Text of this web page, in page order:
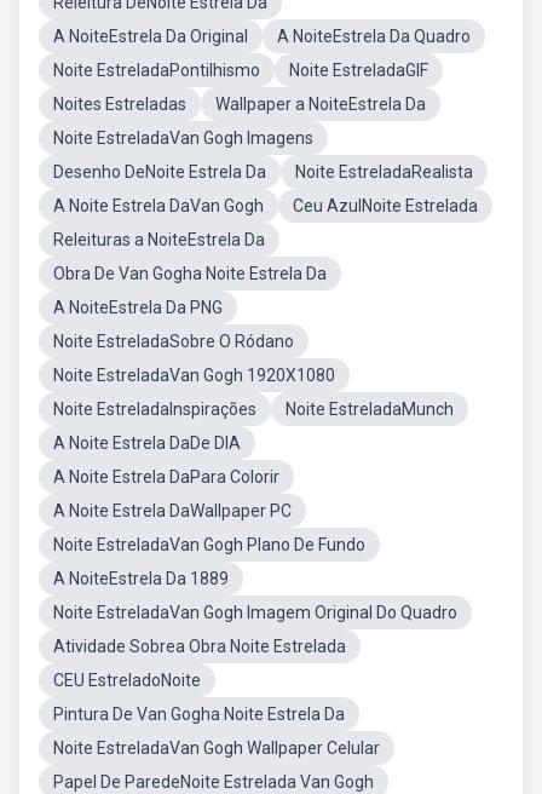
A NoiteEstrela Da Original
A NoiteEstrela Da Quadro
Noite EstreladaPontilhismo
Noite EstreladaGIF
Noites Estreladas
Wallpaper a NoiteEstrela Da
Noite EstreladaVan Gogh Imagens
Desenho DeNoite Estrela Da
Noite EstreladaRealista
A Noite Estrela DaVan Gogh
Ceu AzulNoite Estrelada
Releituras a NoiteEstrela Da
Obra De Van Gogha Noite Estrela Da
A NoiteEstrela Da PNG
Noite EstreladaSobre O Ródano
Noite EstreladaVan Gogh 1920X1080
Noite EstreladaInspirações
Noite EstreladaMunch
A Noite Estrela DaDe DIA
A Noite Estrela DaPara Colorir
A Noite Estrela DaWallpaper PC
Noite EstreladaVan Gogh Plano De Fundo
A NoiteEstrela Da 1889
Noite EstreladaVan Gogh Imagem Original Do Quadro
Atividade Sobrea Obra Noite Estrelada
CEU EstreladoNoite
Pintura De Van Gogha Noite Estrela Da
Noite EstreladaVan Gogh Wallpaper Celular
Papel De ParedeNoite Estrelada Van Gogh